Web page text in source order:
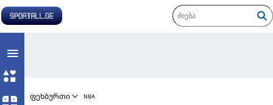
ფეხბურთი NBA